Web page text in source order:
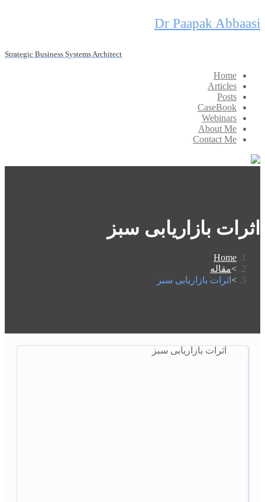
Skip
to
Dr Paapak Abbaasi
Strategic Business Systems Architect
Home
Articles
Posts
CaseBook
Webinars
About Me
Contact Me
اثرات بازاریابی سبز
Home
مقاله
اثرات بازاریابی سبز